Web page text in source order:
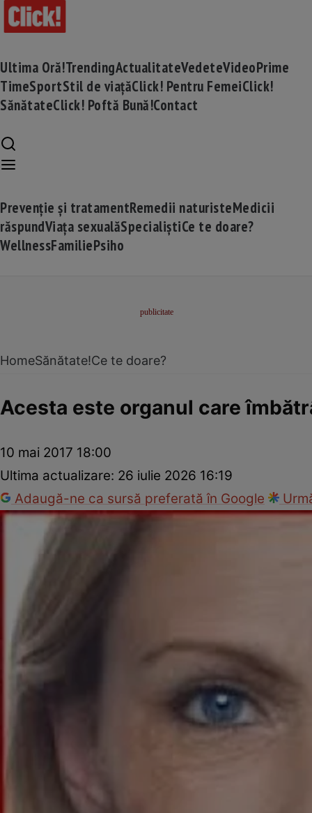
Ultima Oră!TrendingActualitateVedeteVideoPrime
TimeSportStil de viațăClick! Pentru FemeiClick!
SănătateClick! Poftă Bună!Contact
Prevenție și tratamentRemedii naturisteMedicii
răspundViața sexualăSpecialiștiCe te doare?
WellnessFamiliePsiho
HomeSănătate!Ce te doare?
Acesta este organul care
10 mai 2017 18:00
Ultima actualizare: 26 iulie 2026 16:19
Adaugă-ne ca sursă preferată în Google